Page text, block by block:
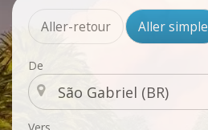
Aller-retour Aller simple
De